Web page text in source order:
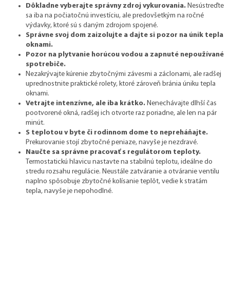
Dôkladne vyberajte správny zdroj vykurovania. Nesústreďte
sa iba na počiatočnú investíciu, ale predovšetkým na ročné
výdavky, ktoré sú s daným zdrojom spojené.
Správne svoj dom zaizolujte a dajte si pozor na únik tepla
oknami.
Pozor na plytvanie horúcou vodou a zapnuté nepoužívané
spotrebiče.
Nezakrývajte kúrenie zbytočnými závesmi a záclonami, ale radšej
uprednostnite praktické rolety, ktoré zároveň bránia úniku tepla
oknami.
Vetrajte intenzívne, ale iba krátko. Nenechávajte dlhší čas
pootvorené okná, radšej ich otvorte raz poriadne, ale len na pár
minút.
S teplotou v byte či rodinnom dome to nepreháňajte.
Prekurovanie stojí zbytočné peniaze, navyše je nezdravé.
Naučte sa správne pracovať s regulátorom teploty.
Termostatickú hlavicu nastavte na stabilnú teplotu, ideálne do
stredu rozsahu regulácie. Neustále zatváranie a otváranie ventilu
naplno spôsobuje zbytočné kolísanie teplôt, vedie k stratám
tepla, navyše je nepohodlné.